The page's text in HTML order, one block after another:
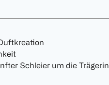
Schleier um die Trägerin